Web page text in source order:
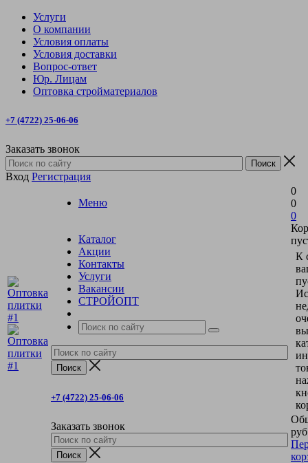
Услуги
О компании
Условия оплаты
Условия доставки
Вопрос-ответ
Юр. Лицам
Оптовка стройматериалов
+7 (4722) 25-06-06
Заказать звонок
Вход Регистрация
Меню
Каталог
Акции
Контакты
Услуги
Вакансии
СТРОЙОПТ
+7 (4722) 25-06-06
Заказать звонок
0
0
0
К